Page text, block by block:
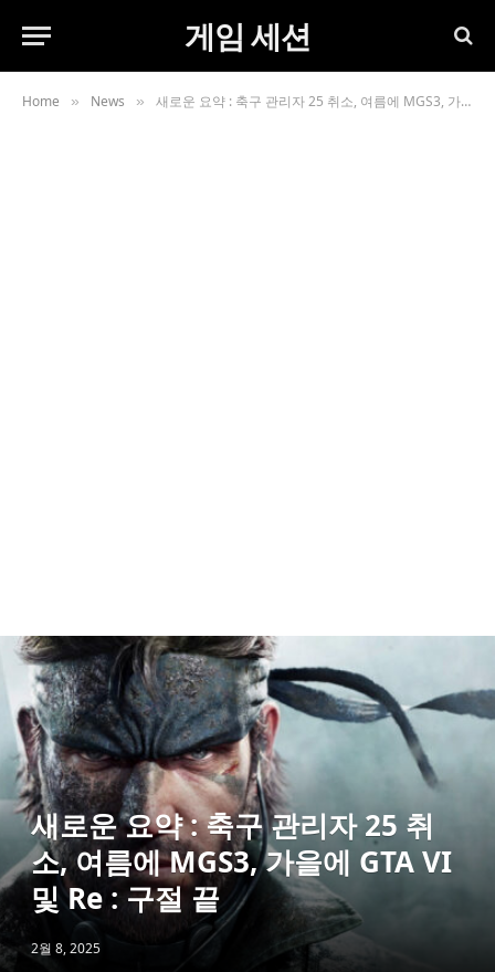
게임 세션
Home » News » 새로운 요약 : 축구 관리자 25 취소, 여름에 MGS3, 가을에 GTA VI 및 Re : 구절 끝
새로운 요약 : 축구 관리자 25 취
소, 여름에 MGS3, 가을에 GTA VI
및 Re : 구절 끝
2월 8, 2025